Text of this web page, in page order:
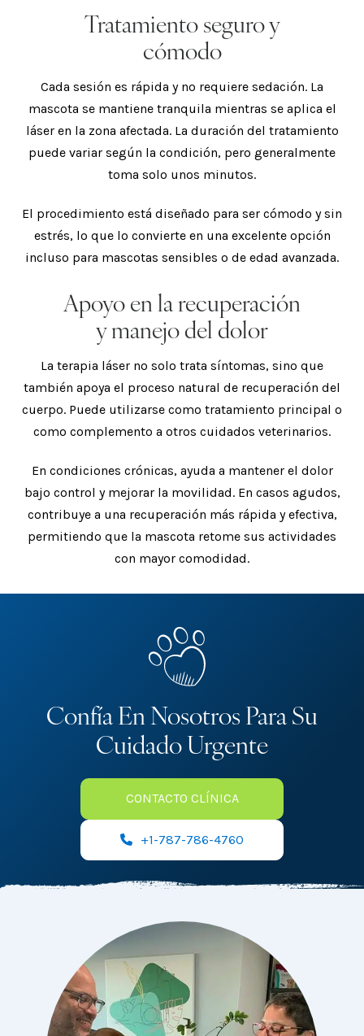
Tratamiento seguro y
cómodo
Cada sesión es rápida y no requiere sedación. La
mascota se mantiene tranquila mientras se aplica el
láser en la zona afectada. La duración del tratamiento
puede variar según la condición, pero generalmente
toma solo unos minutos.
El procedimiento está diseñado para ser cómodo y sin
estrés, lo que lo convierte en una excelente opción
incluso para mascotas sensibles o de edad avanzada.
Apoyo en la recuperación
y manejo del dolor
La terapia láser no solo trata síntomas, sino que
también apoya el proceso natural de recuperación del
cuerpo. Puede utilizarse como tratamiento principal o
como complemento a otros cuidados veterinarios.
En condiciones crónicas, ayuda a mantener el dolor
bajo control y mejorar la movilidad. En casos agudos,
contribuye a una recuperación más rápida y efectiva,
permitiendo que la mascota retome sus actividades
con mayor comodidad.
Confía En Nosotros Para Su
Cuidado Urgente
CONTACTO CLÍNICA
+1-787-786-4760